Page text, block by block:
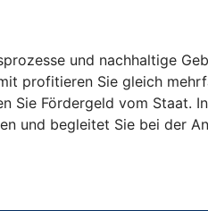
und nachhaltige
profitieren Sie gleich
Sie Fördergeld vom Staat.
und begleitet Sie bei der